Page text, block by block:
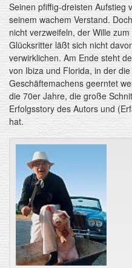
Seinen pfiffig-dreisten Aufstieg
seinem wachem Verstand.
nicht verzweifeln, der Wille
Glücksritter läßt sich nicht
verwirklichen. Am Ende steht
von Ibiza und Florida, in der
Geschäftemachens geerntet
die 70er Jahre, die große
Erfolgsstory des Autors und
hat.